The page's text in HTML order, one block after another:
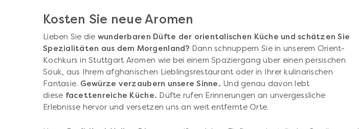
Kosten Sie neue Aromen
Lieben Sie die wunderbaren Düfte der orientalischen Küche und schätzen Sie
Spezialitäten aus dem Morgenland? Dann schnuppern Sie in unserem Orient-
Kochkurs in Stuttgart Aromen wie bei einem Spaziergang über einen persischen
Souk, aus Ihrem afghanischen Lieblingsrestaurant oder in Ihrer kulinarischen
Fantasie. Gewürze verzaubern unsere Sinne. Und genau davon lebt
diese facettenreiche Küche. Düfte rufen Erinnerungen an unvergessliche
Erlebnisse hervor und versetzen uns an weit entfernte Orte.